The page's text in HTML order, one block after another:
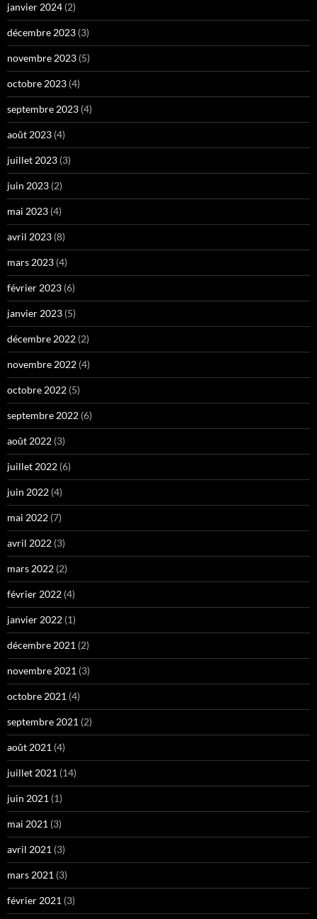
janvier 2024 (2)
décembre 2023 (3)
novembre 2023 (5)
octobre 2023 (4)
septembre 2023 (4)
août 2023 (4)
juillet 2023 (3)
juin 2023 (2)
mai 2023 (4)
avril 2023 (8)
mars 2023 (4)
février 2023 (6)
janvier 2023 (5)
décembre 2022 (2)
novembre 2022 (4)
octobre 2022 (5)
septembre 2022 (6)
août 2022 (3)
juillet 2022 (6)
juin 2022 (4)
mai 2022 (7)
avril 2022 (3)
mars 2022 (2)
février 2022 (4)
janvier 2022 (1)
décembre 2021 (2)
novembre 2021 (3)
octobre 2021 (4)
septembre 2021 (2)
août 2021 (4)
juillet 2021 (14)
juin 2021 (1)
mai 2021 (3)
avril 2021 (3)
mars 2021 (3)
février 2021 (3)